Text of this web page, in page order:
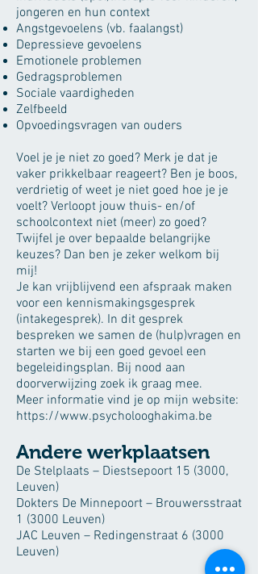
jongeren en hun context
Angstgevoelens (vb. faalangst)
Depressieve gevoelens
Emotionele problemen
Gedragsproblemen
Sociale vaardigheden
Zelfbeeld
Opvoedingsvragen van ouders
Voel je je niet zo goed? Merk je dat je
vaker prikkelbaar reageert? Ben je boos,
verdrietig of weet je niet goed hoe je je
voelt? Verloopt jouw thuis- en/of
schoolcontext niet (meer) zo goed?
Twijfel je over bepaalde belangrijke
keuzes? Dan ben je zeker welkom bij
mij!
​Je kan vrijblijvend een afspraak maken
voor een kennismakingsgesprek
(intakegesprek). In dit gesprek
bespreken we samen de (hulp)vragen en
starten we bij een goed gevoel een
begeleidingsplan. Bij nood aan
doorverwijzing zoek ik graag mee.
Meer informatie vind je op mijn website:
https://www.psycholooghakima.be
Andere werkplaatsen
De Stelplaats – Diestsepoort 15 (3000,
Leuven)
Dokters De Minnepoort – Brouwersstraat
1 (3000 Leuven)
JAC Leuven – Redingenstraat 6 (3000
Leuven)